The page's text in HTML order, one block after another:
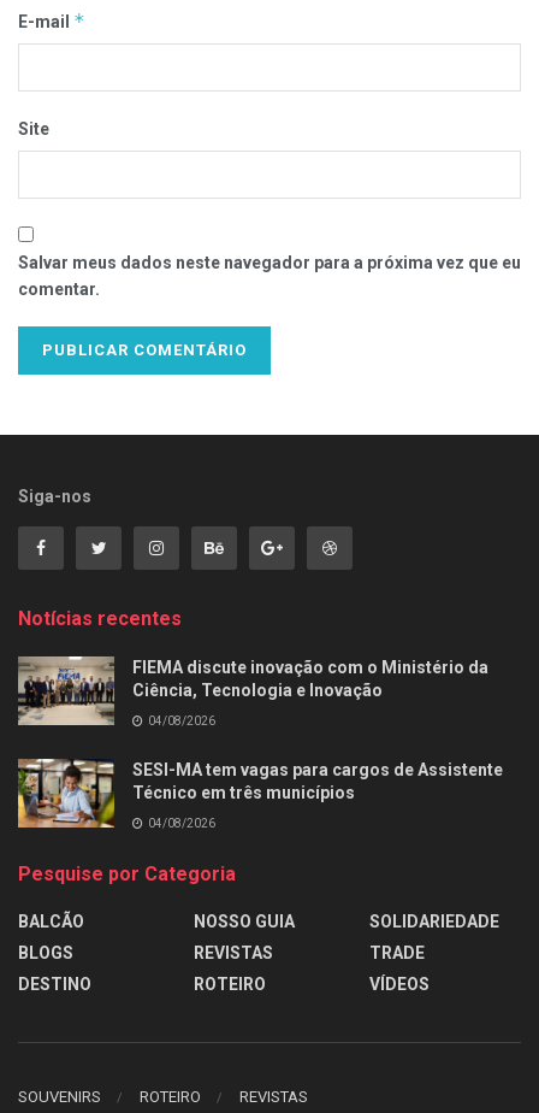
E-mail *
Site
Salvar meus dados neste navegador para a próxima vez que eu
comentar.
Siga-nos
Notícias recentes
FIEMA discute inovação com o Ministério da
Ciência, Tecnologia e Inovação
04/08/2026
SESI-MA tem vagas para cargos de Assistente
Técnico em três municípios
04/08/2026
Pesquise por Categoria
BALCÃO
BLOGS
DESTINO
NOSSO GUIA
REVISTAS
ROTEIRO
SOLIDARIEDADE
TRADE
VÍDEOS
SOUVENIRS ROTEIRO REVISTAS